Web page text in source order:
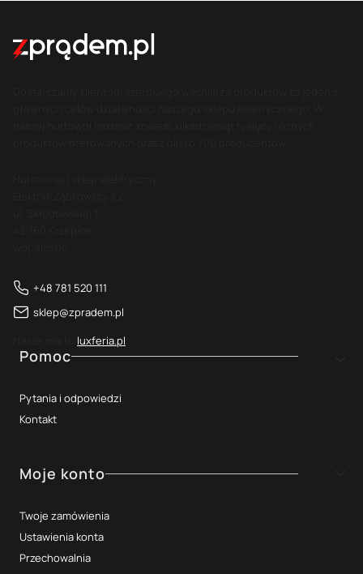
+48 781 520 111
sklep@zpradem.pl
luxferia.pl
Linki w stopce
Pomoc
Pytania i odpowiedzi
Kontakt
Moje konto
Twoje zamówienia
Ustawienia konta
Przechowalnia